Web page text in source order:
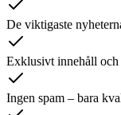
De viktigaste
Exklusivt innehåll och
Ingen spam – bara